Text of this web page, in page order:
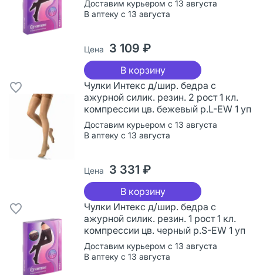
Доставим курьером с 13 августа
В аптеку с 13 августа
Цена 3 109 ₽
В корзину
Чулки Интекс д/шир. бедра с
ажурной силик. резин. 2 рост 1 кл.
компрессии цв. бежевый р.L-EW 1 уп
Доставим курьером с 13 августа
В аптеку с 13 августа
Цена 3 331 ₽
В корзину
Чулки Интекс д/шир. бедра с
ажурной силик. резин. 1 рост 1 кл.
компрессии цв. черный р.S-EW 1 уп
Доставим курьером с 13 августа
В аптеку с 13 августа